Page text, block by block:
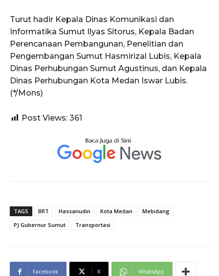
Turut hadir Kepala Dinas Komunikasi dan
Informatika Sumut Ilyas Sitorus, Kepala Badan
Perencanaan Pembangunan, Penelitian dan
Pengembangan Sumut Hasmirizal Lubis, Kepala
Dinas Perhubungan Sumut Agustinus, dan Kepala
Dinas Perhubungan Kota Medan Iswar Lubis.
(*/Mons)
Post Views: 361
TAGS BRT Hassanudin Kota Medan
Mebidang
PJ Gubernur Sumut
Transportasi
Facebook X WhatsApp